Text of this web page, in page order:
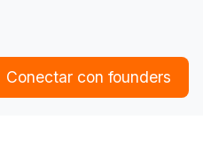
Conectar con founders